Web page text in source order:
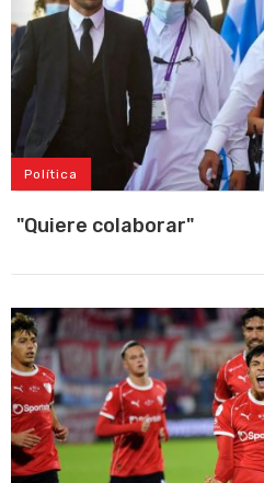
Política
"Quiere colaborar"